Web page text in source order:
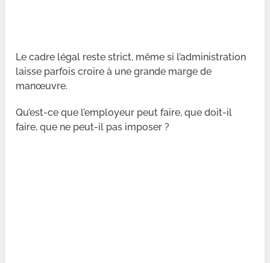
Le cadre légal reste strict, même si l’administration
laisse parfois croire à une grande marge de
manœuvre.
Qu’est-ce que l’employeur peut faire, que doit-il
faire, que ne peut-il pas imposer ?